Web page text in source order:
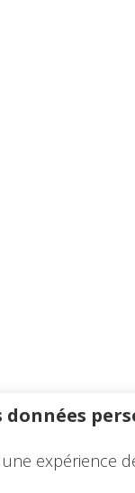
données
expérience